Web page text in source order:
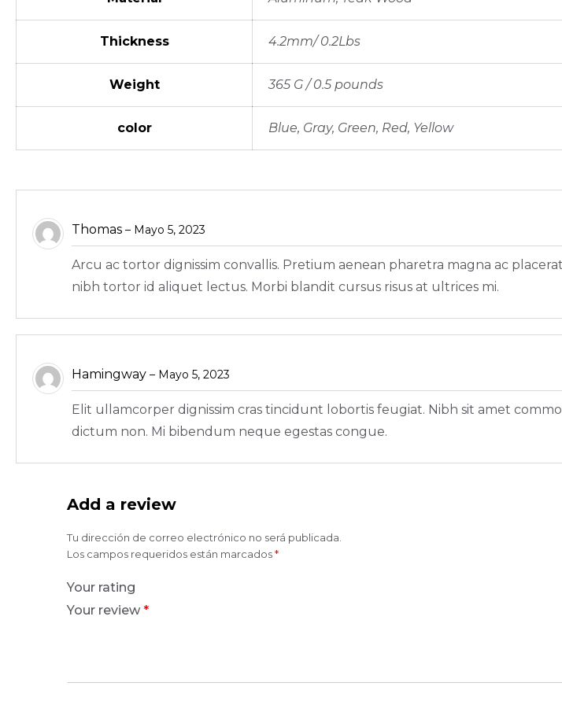
Thickness 4.2mm/ 0.2Lbs
Weight 365 G / 0.5 pounds
color Blue, Gray, Green, Red, Yellow
Thomas – Mayo 5, 2023
Arcu ac tortor dignissim convallis. Pretium aenean pharetra magna ac
nibh tortor id aliquet lectus. Morbi blandit cursus risus at ultrices mi.
Hamingway – Mayo 5, 2023
Elit ullamcorper dignissim cras tincidunt lobortis feugiat. Nibh sit amet
dictum non. Mi bibendum neque egestas congue.
Add a review
Tu dirección de correo electrónico no será publicada.
Los campos requeridos están marcados*
Your rating
Your review *